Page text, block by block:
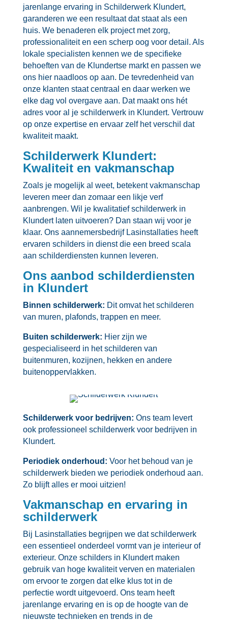
jarenlange ervaring in Schilderwerk Klundert,
garanderen we een resultaat dat staat als een
huis.​ We benaderen elk project met zorg,
professionaliteit en een scherp oog voor detail.​ Als
lokale specialisten kennen we de specifieke
behoeften van de Klundertse markt en passen we
ons hier naadloos op aan.​ De tevredenheid van
onze klanten staat centraal en daar werken we
elke dag vol overgave aan.​ Dat maakt ons hét
adres voor al je schilderwerk in Klundert.​ Vertrouw
op onze expertise en ervaar zelf het verschil dat
kwaliteit maakt.​
Schilderwerk Klundert:
Kwaliteit en vakmanschap
Zoals je mogelijk al weet, betekent vakmanschap
leveren meer dan zomaar een likje verf
aanbrengen.​ Wil je kwalitatief schilderwerk in
Klundert laten uitvoeren? Dan staan wij voor je
klaar.​ Ons aannemersbedrijf Lasinstallaties heeft
ervaren schilders in dienst die een breed scala
aan schilderdiensten kunnen leveren.​
Ons aanbod schilderdiensten
in Klundert
Binnen schilderwerk: Dit omvat het schilderen
van muren, plafonds, trappen en meer.​
Buiten schilderwerk: Hier zijn we
gespecialiseerd in het schilderen van
buitenmuren, kozijnen, hekken en andere
buitenoppervlakken.​
Schilderwerk voor bedrijven: Ons team levert
ook professioneel schilderwerk voor bedrijven in
Klundert.​
Periodiek onderhoud: Voor het behoud van je
schilderwerk bieden we periodiek onderhoud aan.​
Zo blijft alles er mooi uitzien!
Vakmanschap en ervaring in
schilderwerk
Bij Lasinstallaties begrijpen we dat schilderwerk
een essentieel onderdeel vormt van je interieur of
exterieur.​ Onze schilders in Klundert maken
gebruik van hoge kwaliteit verven en materialen
om ervoor te zorgen dat elke klus tot in de
perfectie wordt uitgevoerd.​ Ons team heeft
jarenlange ervaring en is op de hoogte van de
nieuwste technieken en trends in de